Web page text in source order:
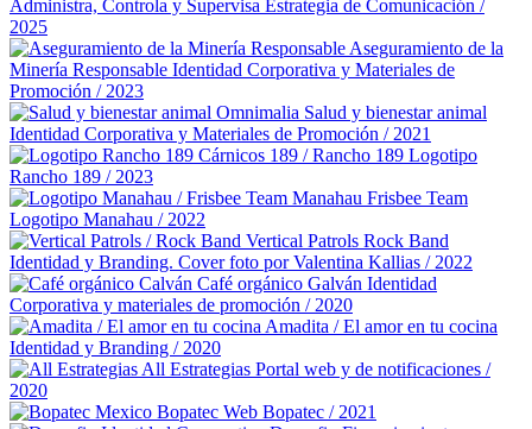
Administra, Controla y Supervisa Estrategia de Comunicación /
2025
Aseguramiento de la
Minería Responsable Identidad Corporativa y Materiales de
Promoción / 2023
Omnimalia Salud y bienestar animal
Identidad Corporativa y Materiales de Promoción / 2021
Cárnicos 189 / Rancho 189 Logotipo
Rancho 189 / 2023
Manahau Frisbee Team
Logotipo Manahau / 2022
Vertical Patrols Rock Band
Identidad y Branding. Cover foto por Valentina Kallias / 2022
Café orgánico Galván Identidad
Corporativa y materiales de promoción / 2020
Amadita / El amor en tu cocina
Identidad y Branding / 2020
All Estrategias Portal web y de notificaciones /
2020
Bopatec Web Bopatec / 2021